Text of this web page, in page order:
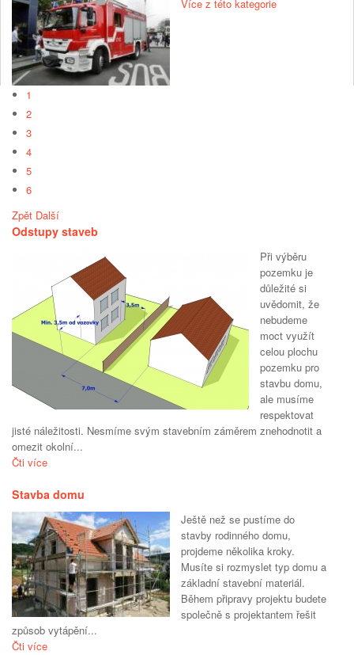
Více z této kategorie
1
2
3
4
5
6
Zpět Další
Odstupy staveb
Při výběru
pozemku je
důležité si
uvědomit, že
nebudeme
moct využít
celou plochu
pozemku pro
stavbu domu,
ale musíme
respektovat
jisté náležitosti. Nesmíme svým stavebním záměrem znehodnotit a
omezit okolní...
Čti více
Stavba domu
Ještě než se pustíme do
stavby rodinného domu,
projdeme několika kroky.
Musíte si rozmyslet typ domu a
základní stavební materiál.
Během připravy projektu budete
společně s projektantem řešit
způsob vytápění...
Čti více